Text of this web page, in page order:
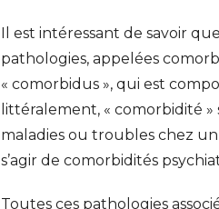
Il est intéressant de savoir
pathologies, appelées
« comorbidus », qui est
littéralement, « comorbidité
maladies ou troubles chez
s’agir de comorbidités
Toutes ces pathologies